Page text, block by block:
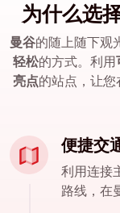
为什么选
曼谷的随上随下观
轻松的方式。利用
亮点的站点，让您
便捷交
利用连接
路线，在